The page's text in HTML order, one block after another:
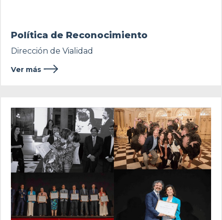
Política de Reconocimiento
Dirección de Vialidad
Ver más